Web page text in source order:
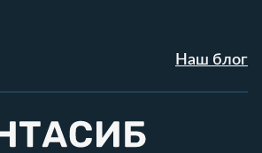
Наш блог